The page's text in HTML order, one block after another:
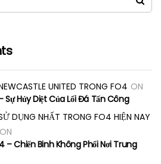
UNITED TRONG FO4 ON
Hủy Diệt Của Lối Đá Tấn Công
DỤNG NHẤT TRONG FO4 HIỆN NAY
ON
– Chiến Binh Không Phổi Nơi Trung